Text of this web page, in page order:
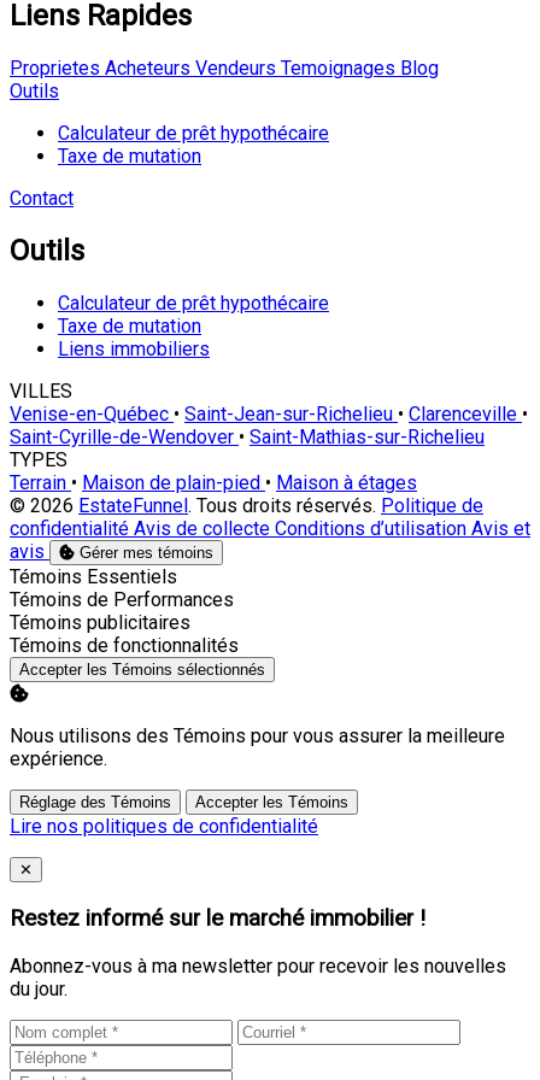
Liens Rapides
Proprietes Acheteurs Vendeurs Temoignages Blog
Outils
Calculateur de prêt hypothécaire
Taxe de mutation
Contact
Outils
Calculateur de prêt hypothécaire
Taxe de mutation
Liens immobiliers
VILLES
Venise-en-Québec • Saint-Jean-sur-Richelieu • Clarenceville •
Saint-Cyrille-de-Wendover • Saint-Mathias-sur-Richelieu
TYPES
Terrain • Maison de plain-pied • Maison à étages
© 2026 EstateFunnel. Tous droits réservés. Politique de
confidentialité Avis de collecte Conditions d’utilisation Avis et
avis
Gérer mes témoins
Activer
Témoins Essentiels
Activer
Témoins de Performances
Activer
Témoins publicitaires
Activer
Témoins de fonctionnalités
Accepter les Témoins sélectionnés
Nous utilisons des Témoins pour vous assurer la meilleure
expérience.
Réglage des Témoins Accepter les Témoins
Lire nos politiques de confidentialité
Close
✕
Restez informé sur le marché immobilier !
Abonnez-vous à ma newsletter pour recevoir les nouvelles
du jour.